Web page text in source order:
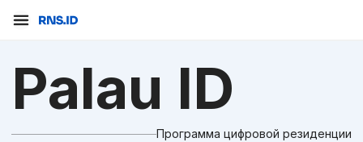
Palau ID
Программа цифровой резиденции